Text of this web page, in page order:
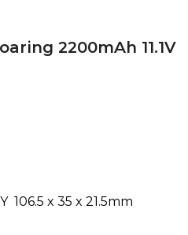
2200mAh 11.1V
106.5 x 35 x 21.5mm